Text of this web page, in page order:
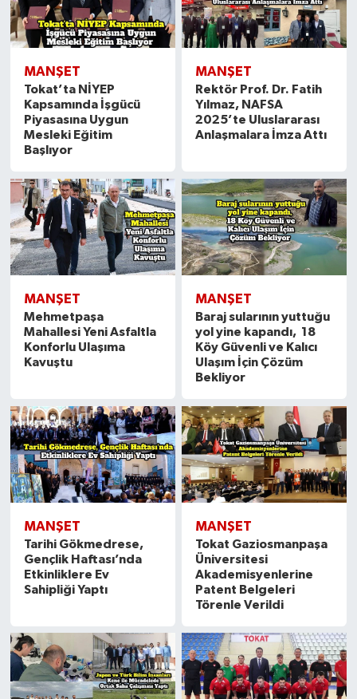
MANŞET
Tokat’ta NİYEP
Kapsamında İşgücü
Piyasasına Uygun
Mesleki Eğitim
Başlıyor
MANŞET
Rektör Prof. Dr. Fatih
Yılmaz, NAFSA
2025’te Uluslararası
Anlaşmalara İmza Attı
MANŞET
Mehmetpaşa
Mahallesi Yeni Asfaltla
Konforlu Ulaşıma
Kavuştu
MANŞET
Baraj sularının yuttuğu
yol yine kapandı, 18
Köy Güvenli ve Kalıcı
Ulaşım İçin Çözüm
Bekliyor
MANŞET
Tarihi Gökmedrese,
Gençlik Haftası’nda
Etkinliklere Ev
Sahipliği Yaptı
MANŞET
Tokat Gaziosmanpaşa
Üniversitesi
Akademisyenlerine
Patent Belgeleri
Törenle Verildi